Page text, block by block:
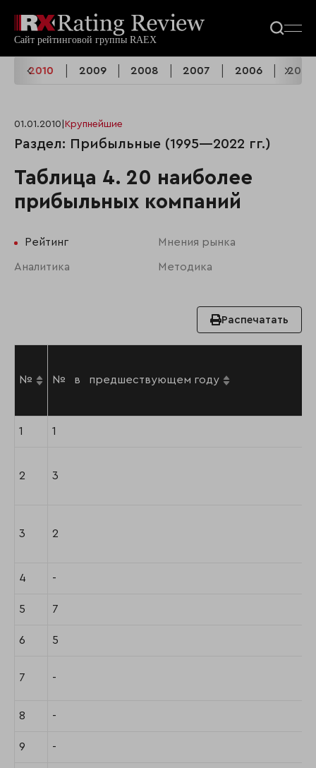
2010 2009 2008 2007 2006 2005
01.01.2010 Крупнейшие
Раздел: Прибыльные (1995—2022 гг.)
Таблица 4. 20 наиболее
прибыльных компаний
Рейтинг Мнения рынка
Аналитика Методика
Распечатать
№ № в предшествующем году
1 1
2 3
3 2
4 -
5 7
6 5
7 -
8 -
9 -